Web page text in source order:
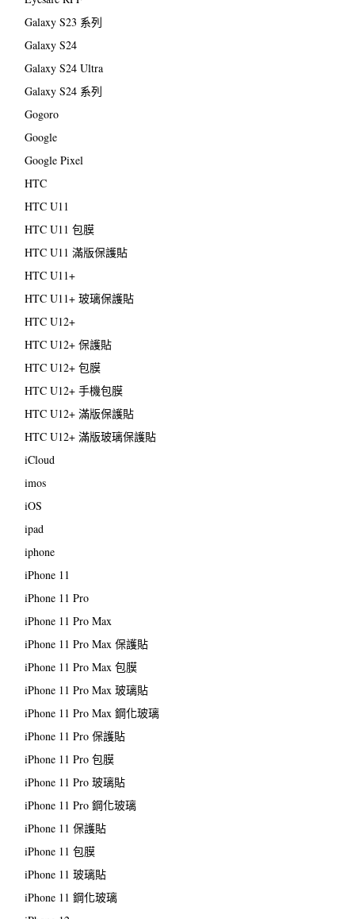
Galaxy S23 系列
Galaxy S24
Galaxy S24 Ultra
Galaxy S24 系列
Gogoro
Google
Google Pixel
HTC
HTC U11
HTC U11 包膜
HTC U11 滿版保護貼
HTC U11+
HTC U11+ 玻璃保護貼
HTC U12+
HTC U12+ 保護貼
HTC U12+ 包膜
HTC U12+ 手機包膜
HTC U12+ 滿版保護貼
HTC U12+ 滿版玻璃保護貼
iCloud
imos
iOS
ipad
iphone
iPhone 11
iPhone 11 Pro
iPhone 11 Pro Max
iPhone 11 Pro Max 保護貼
iPhone 11 Pro Max 包膜
iPhone 11 Pro Max 玻璃貼
iPhone 11 Pro Max 鋼化玻璃
iPhone 11 Pro 保護貼
iPhone 11 Pro 包膜
iPhone 11 Pro 玻璃貼
iPhone 11 Pro 鋼化玻璃
iPhone 11 保護貼
iPhone 11 包膜
iPhone 11 玻璃貼
iPhone 11 鋼化玻璃